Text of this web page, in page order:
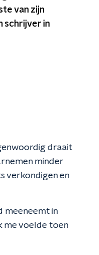
van zijn
schrijver in
draait
minder
verkondigen en
meeneemt in
me voelde toen